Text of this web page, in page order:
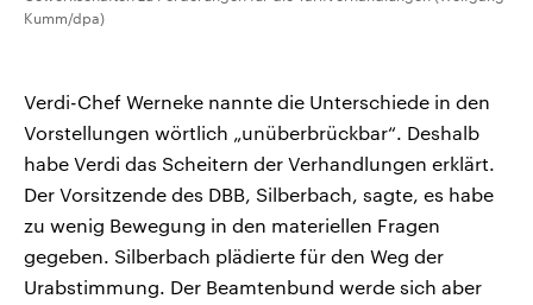
Kumm/dpa)
Verdi-Chef Werneke nannte die Unterschiede in den
Vorstellungen wörtlich „unüberbrückbar“. Deshalb
habe Verdi das Scheitern der Verhandlungen erklärt.
Der Vorsitzende des DBB, Silberbach, sagte, es habe
zu wenig Bewegung in den materiellen Fragen
gegeben. Silberbach plädierte für den Weg der
Urabstimmung. Der Beamtenbund werde sich aber